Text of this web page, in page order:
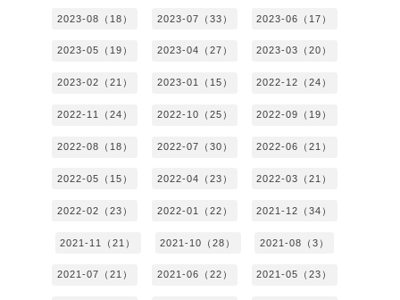
2023-08（18） 2023-07（33） 2023-06（17）
2023-05（19） 2023-04（27） 2023-03（20）
2023-02（21） 2023-01（15） 2022-12（24）
2022-11（24） 2022-10（25） 2022-09（19）
2022-08（18） 2022-07（30） 2022-06（21）
2022-05（15） 2022-04（23） 2022-03（21）
2022-02（23） 2022-01（22） 2021-12（34）
2021-11（21） 2021-10（28） 2021-08（3）
2021-07（21） 2021-06（22） 2021-05（23）